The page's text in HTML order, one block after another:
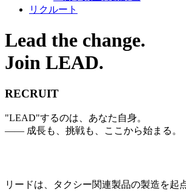
リクルート
Lead the change.
Join LEAD.
RECRUIT
"LEAD"するのは、あなた自身。
―― 成長も、挑戦も、ここから始まる。
リードは、タクシー関連製品の製造を起